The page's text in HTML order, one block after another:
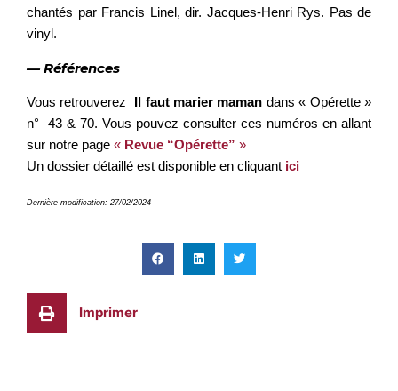
chantés par Francis Linel, dir. Jacques-Henri Rys. Pas de
vinyl.
— Références
Vous retrouverez Il faut marier maman dans « Opérette »
n° 43 & 70. Vous pouvez consulter ces numéros en allant
sur notre page « Revue “Opérette” »
Un dossier détaillé est disponible en cliquant ici
Dernière modification: 27/02/2024
Imprimer